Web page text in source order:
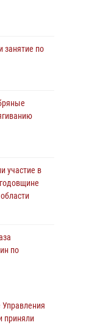
занятие по
участие в
по
с
приняли